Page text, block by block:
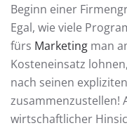
Beginn einer
Egal, wie viele
fürs Marketing man
Kosteneinsatz
nach seinen
zusammenzustellen!
wirtschaftlicher